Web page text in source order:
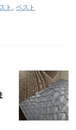
ト , ベスト